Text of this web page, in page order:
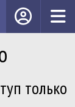
только